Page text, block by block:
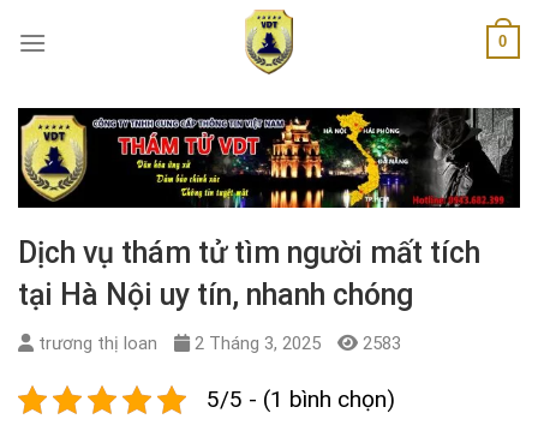
0
Dịch vụ thám tử tìm người mất tích
tại Hà Nội uy tín, nhanh chóng
trương thị loan 2 Tháng 3, 2025 2583
5/5 - (1 bình chọn)